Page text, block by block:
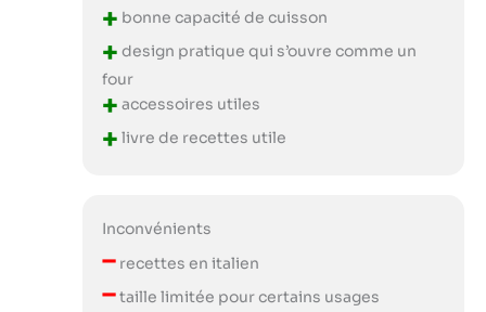
+ bonne capacité de cuisson
+ design pratique qui s’ouvre comme un
four
+ accessoires utiles
+ livre de recettes utile
Inconvénients
–recettes en italien
–taille limitée pour certains usages